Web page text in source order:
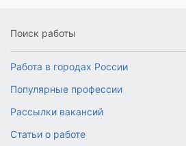
Поиск работы
Работа в городах России
Популярные профессии
Рассылки вакансий
Статьи о работе